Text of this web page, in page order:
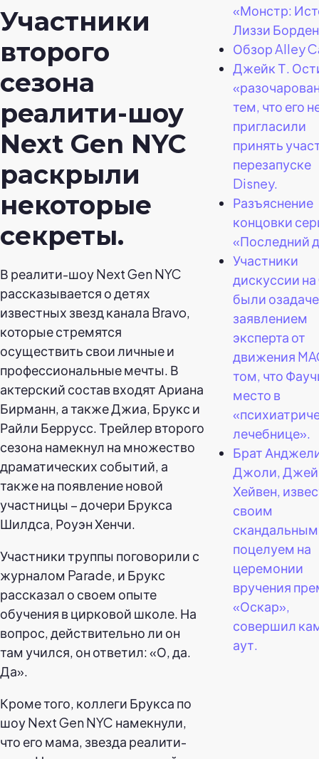
Участники
второго
сезона
реалити-шоу
Next Gen NYC
раскрыли
некоторые
секреты.
В реалити-шоу Next Gen NYC
рассказывается о детях
известных звезд канала Bravo,
которые стремятся
осуществить свои личные и
профессиональные мечты. В
актерский состав входят Ариана
Бирманн, а также Джиа, Брукс и
Райли Беррусс. Трейлер второго
сезона намекнул на множество
драматических событий, а
также на появление новой
участницы – дочери Брукса
Шилдса, Роуэн Хенчи.
Участники труппы поговорили с
журналом Parade, и Брукс
рассказал о своем опыте
обучения в цирковой школе. На
вопрос, действительно ли он
там учился, он ответил: «О, да.
Да».
Кроме того, коллеги Брукса по
шоу Next Gen NYC намекнули,
что его мама, звезда реалити-
«Монстр:
Лиззи
Обзор Alley
Джейк Т.
тем, что его
пригласили
принять
перезапуске
Disney.
Разъяснение
концовки
«Последний
Участники
дискуссии
были
заявлением
эксперта от
движения
том, что
место в
лечебнице».
Брат
Джоли,
Хейвен,
своим
скандальным
поцелуем на
церемонии
вручения
«Оскар»,
совершил
аут.